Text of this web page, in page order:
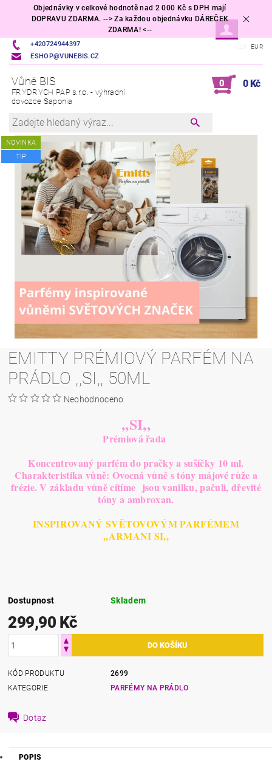
Objednávky v celkové hodnotě nad 2 000 Kč s DPH mají
DOPRAVU ZDARMA. --> Za každou objednávku DÁREČEK
ZDARMA! <--
+420724944397
ESHOP@VUNEBIS.CZ
EUR
Vůně BIS
FRYDRYCH PAP s.r.o. - výhradní
dovozce Saponia
0 0 Kč
NOVINKA
TIP
EMITTY PRÉMIOVÝ PARFÉM NA
PRÁDLO ,,SI,, 50ML
Neohodnoceno
,,SI,,
Prémiová řada
Koncentrovaný parfém do pračky a sušičky 10 ml.
Charakteristika vůně: Ovocná vůně s tóny májové růže a
frézie. V základu vůně cítíme jsou vanilku, pačuli, dřevité
tóny a ambroxan.
INSPIROVANÝ SVĚTOVOVÝM PARFÉMEM
,,ARMANI SI,,
Dostupnost Skladem
299,90 Kč
KÓD PRODUKTU
2699
KATEGORIE
PARFÉMY NA PRÁDLO
Dotaz
POPIS